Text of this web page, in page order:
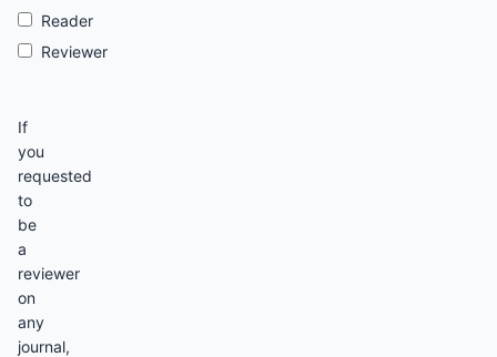
Reader
Reviewer
If
you
requested
to
be
a
reviewer
on
any
journal,